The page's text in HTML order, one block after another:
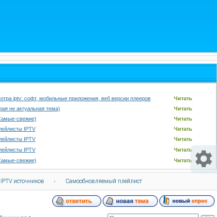
iptv: софт, мобильные приложения, веб версии плееров Читать
не актуальная тема) Читать
свежие) Читать
IPTV Читать
IPTV Читать
IPTV Читать
свежие) Читать
источников · Самообновляемый плейлист